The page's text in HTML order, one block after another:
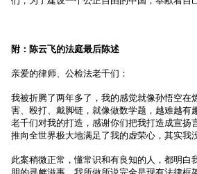
附：陈云飞的法庭最后陈述
亲爱的律师、公检法老千们：
我被折腾了两年多了，我的感觉就像孙悟空在
害、殴打、戴脚链，就像做数学题，越难越有
老千们对我的打造，感谢你们把我打造成宣扬
推向全世界极大地满足了我的虚荣心，其实我
此案稍微正常，懂常识和有良知的人，都明白